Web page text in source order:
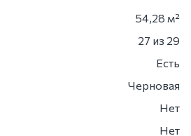
54,28 м²
27 из 29
Есть
Черновая
Нет
Нет